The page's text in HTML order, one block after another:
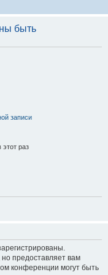
быть
записи
раз
но предоставляет вам
конференции могут быть